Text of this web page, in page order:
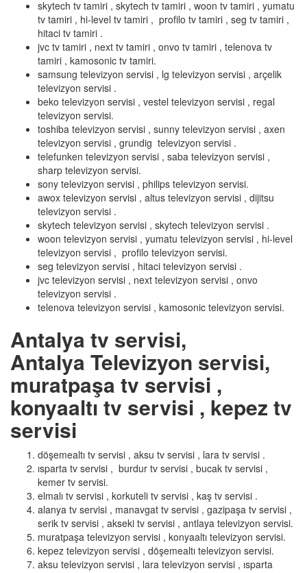
skytech tv tamiri , skytech tv tamiri , woon tv tamiri , yumatu
tv tamiri , hi-level tv tamiri , profilo tv tamiri , seg tv tamiri ,
hitaci tv tamiri .
jvc tv tamiri , next tv tamiri , onvo tv tamiri , telenova tv
tamiri , kamosonic tv tamiri.
samsung televizyon servisi , lg televizyon servisi , arçelik
televizyon servisi .
beko televizyon servisi , vestel televizyon servisi , regal
televizyon servisi.
toshiba televizyon servisi , sunny televizyon servisi , axen
televizyon servisi , grundig televizyon servisi .
telefunken televizyon servisi , saba televizyon servisi ,
sharp televizyon servisi.
sony televizyon servisi , philips televizyon servisi.
awox televizyon servisi , altus televizyon servisi , dijitsu
televizyon servisi .
skytech televizyon servisi , skytech televizyon servisi .
woon televizyon servisi , yumatu televizyon servisi , hi-level
televizyon servisi , profilo televizyon servisi.
seg televizyon servisi , hitaci televizyon servisi .
jvc televizyon servisi , next televizyon servisi , onvo
televizyon servisi .
telenova televizyon servisi , kamosonic televizyon servisi.
Antalya tv servisi,
Antalya Televizyon servisi,
muratpaşa tv servisi ,
konyaaltı tv servisi , kepez tv
servisi
döşemealtı tv servisi , aksu tv servisi , lara tv servisi .
ısparta tv servisi , burdur tv servisi , bucak tv servisi ,
kemer tv servisi.
elmalı tv servisi , korkuteli tv servisi , kaş tv servisi .
alanya tv servisi , manavgat tv servisi , gazipaşa tv servisi ,
serik tv servisi , akseki tv servisi , antlaya televizyon servisi.
muratpaşa televizyon servisi , konyaaltı televizyon servisi.
kepez televizyon servisi , döşemealtı televizyon servisi.
aksu televizyon servisi , lara televizyon servisi , ısparta